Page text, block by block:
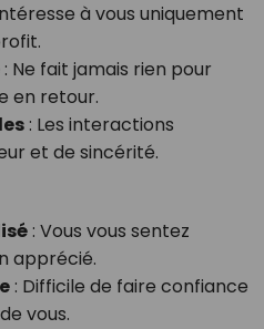
à vous uniquement
: Ne fait jamais rien pour
en retour.
: Les interactions
et de sincérité.
: Vous vous sentez
apprécié.
: Difficile de faire confiance
vous.